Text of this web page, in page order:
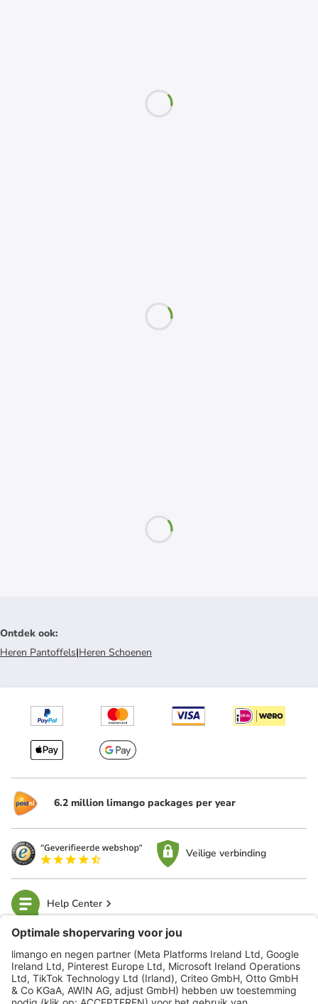
Ontdek ook:
Heren Pantoffels|Heren Schoenen
6.2 million limango packages per year
Veilige verbinding
Help Center
limango
Veilig winkelen